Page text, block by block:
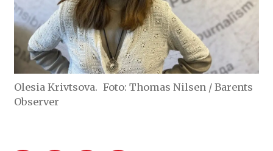
Olesia Krivtsova. Foto: Thomas Nilsen / Barents
Observer